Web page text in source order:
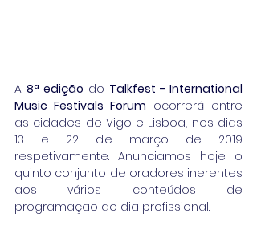
A 8ª edição do Talkfest - International
Music Festivals Forum ocorrerá entre
as cidades de Vigo e Lisboa, nos dias
13 e 22 de março de 2019
respetivamente. Anunciamos hoje o
quinto conjunto de oradores inerentes
aos vários conteúdos de
programação do dia profissional.